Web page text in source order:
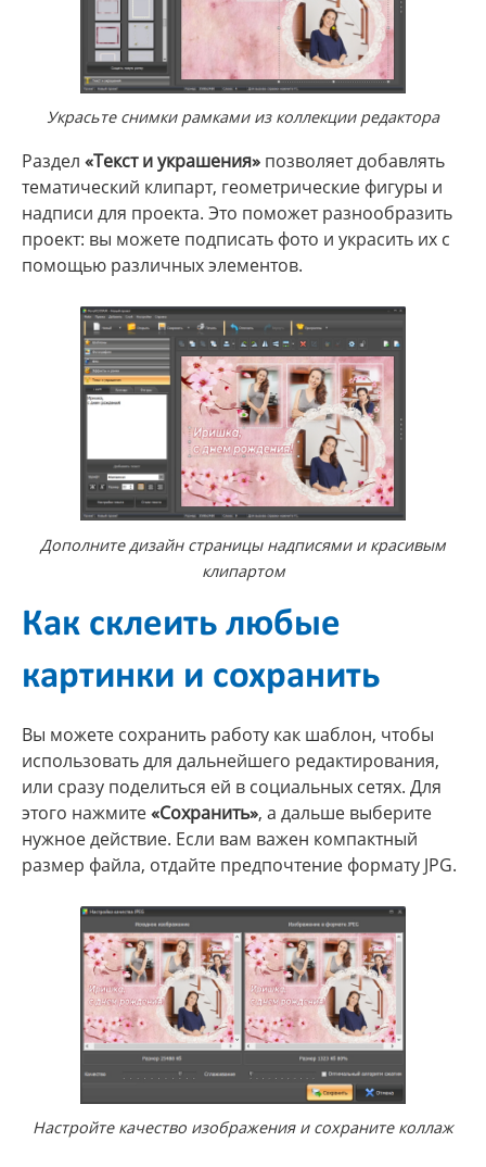
Украсьте снимки рамками из коллекции редактора
Раздел «Текст и украшения» позволяет добавлять
тематический клипарт, геометрические фигуры и
надписи для проекта. Это поможет разнообразить
проект: вы можете подписать фото и украсить их с
помощью различных элементов.
Дополните дизайн страницы надписями и красивым
клипартом
Как склеить любые
картинки и сохранить
Вы можете сохранить работу как шаблон, чтобы
использовать для дальнейшего редактирования,
или сразу поделиться ей в социальных сетях. Для
этого нажмите«Сохранить», а дальше выберите
нужное действие. Если вам важен компактный
размер файла, отдайте предпочтение формату JPG.
Настройте качество изображения и сохраните коллаж